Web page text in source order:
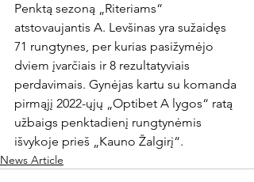
Penktą sezoną „Riteriams“
atstovaujantis A. Levšinas yra sužaidęs
71 rungtynes, per kurias pasižymėjo
dviem įvarčiais ir 8 rezultatyviais
perdavimais. Gynėjas kartu su komanda
pirmąjį 2022-ųjų „Optibet A lygos“ ratą
užbaigs penktadienį rungtynėmis
išvykoje prieš „Kauno Žalgirį“.
News Article